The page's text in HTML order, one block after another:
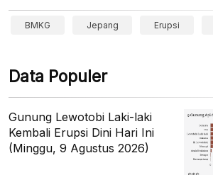
BMKG Jepang Erupsi
Data Populer
Gunung Lewotobi Laki-laki
Kembali Erupsi Dini Hari Ini
(Minggu, 9 Agustus 2026)